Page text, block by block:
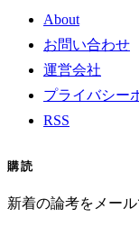
About
お問い合わせ
運営会社
プライバシー
RSS
購読
新着の論考をメール